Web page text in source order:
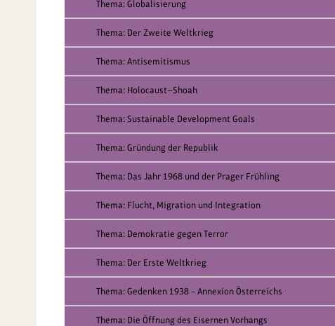
Thema: Globalisierung
Thema: Der Zweite Weltkrieg
Thema: Antisemitismus
Thema: Holocaust—Shoah
Thema: Sustainable Development Goals
Thema: Gründung der Republik
Thema: Das Jahr 1968 und der Prager Frühling
Thema: Flucht, Migration und Integration
Thema: Demokratie gegen Terror
Thema: Der Erste Weltkrieg
Thema: Gedenken 1938 – Annexion Österreichs
Thema: Die Öffnung des Eisernen Vorhangs